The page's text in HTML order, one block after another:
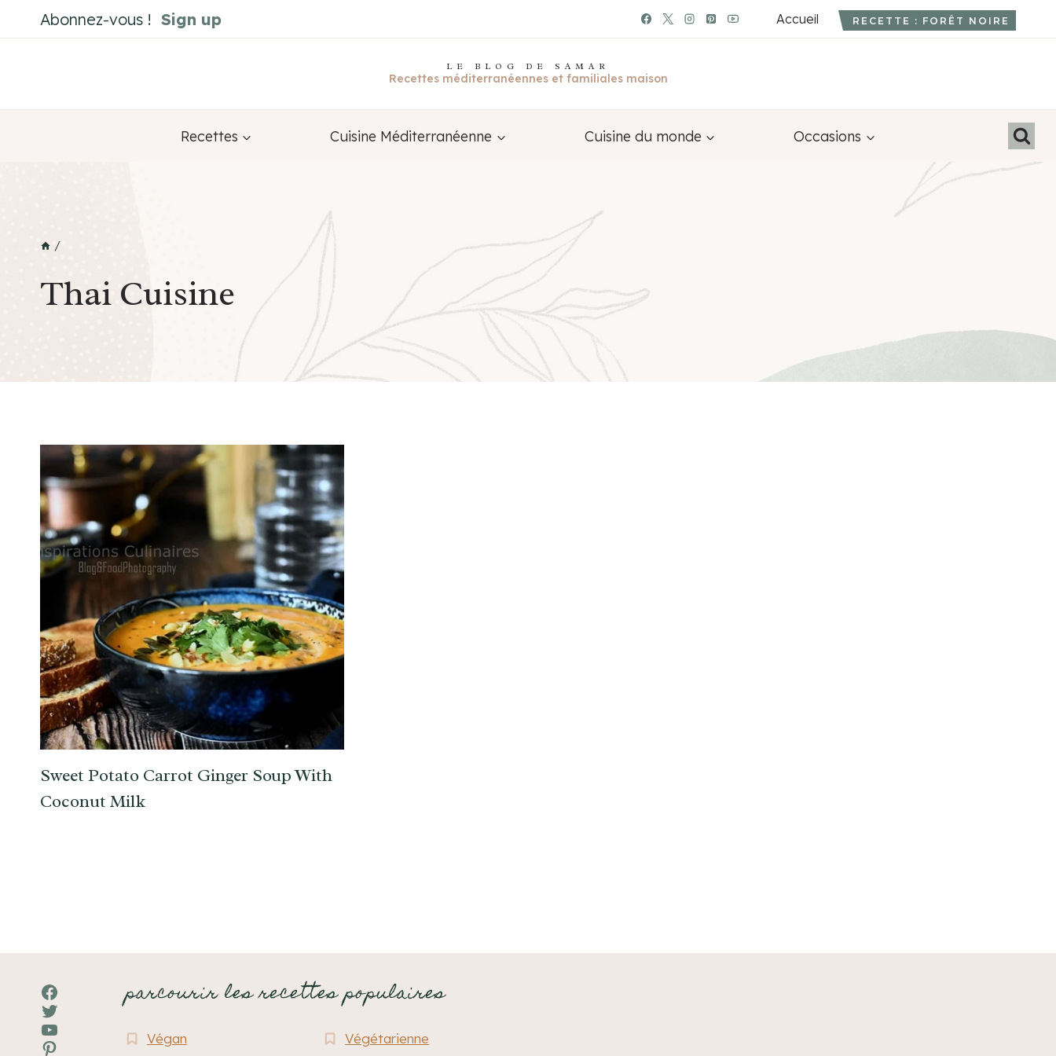
to
Abonnez-vous ! Sign up Accueil RECETTE : FORÊT NOIRE
LE BLOG DE SAMAR
Recettes méditerranéennes et familiales maison
Recettes Cuisine Méditerranéenne Cuisine du monde Occasions
/
Thai Cuisine
Sweet Potato Carrot Ginger Soup With
Coconut Milk
Facebook
Twitter
YouTube
Pinterest
parcourir les recettes populaires
Végan Végétarienne